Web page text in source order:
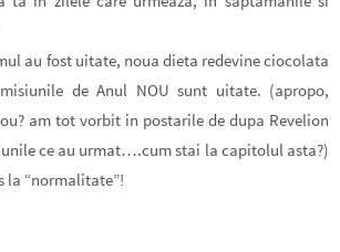
au fost uitate, noua dieta redevine ciocolata
de Anul NOU sunt uitate. (apropo,
am tot vorbit in postarile de dupa Revelion
ce au urmat….cum stai la capitolul asta?)
la “normalitate”!